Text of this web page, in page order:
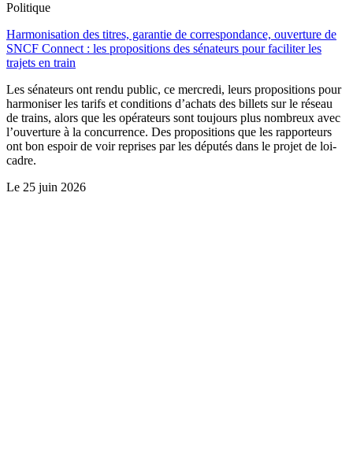
Politique
Harmonisation des titres, garantie de correspondance, ouverture de
SNCF Connect : les propositions des sénateurs pour faciliter les
trajets en train
Les sénateurs ont rendu public, ce mercredi, leurs propositions pour
harmoniser les tarifs et conditions d’achats des billets sur le réseau
de trains, alors que les opérateurs sont toujours plus nombreux avec
l’ouverture à la concurrence. Des propositions que les rapporteurs
ont bon espoir de voir reprises par les députés dans le projet de loi-
cadre.
Le 25 juin 2026